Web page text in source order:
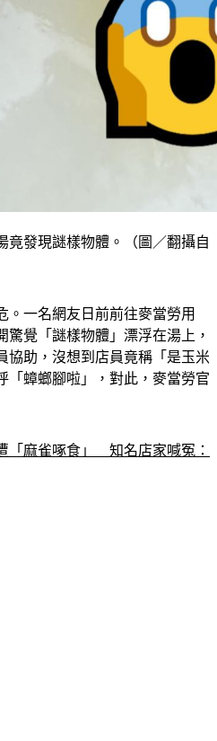
竟發現謎樣物體。（圖／翻攝自
。一名網友日前前往麥當勞用
覺「謎樣物體」漂浮在湯上，
協助，沒想到店員竟稱「是玉米
「蟑螂腳啦」，對此，麥當勞官
「麻雀啄食」　知名店家喊冤：